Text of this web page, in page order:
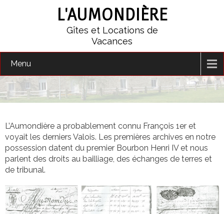
L'AUMONDIÈRE
Gîtes et Locations de
Vacances
Menu
L’Aumondière a probablement connu François 1er et
voyait les derniers Valois. Les premières archives en notre
possession datent du premier Bourbon Henri IV et nous
parlent des droits au bailliage, des échanges de terres et
de tribunal.